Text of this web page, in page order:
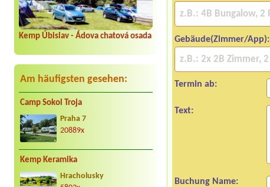
Kemp Úbislav - Ádova chatová osada
Am häufigsten gesehen:
Camp Sokol Troja
Praha 7
20889x
Kemp Keramika
Hracholusky
Gebäude(Zimmer/App):
Termin ab:
Text:
Buchung Name: